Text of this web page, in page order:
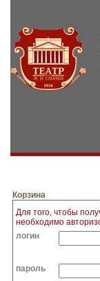
Корзина
Для того, чтобы
необходимо
логин
пароль